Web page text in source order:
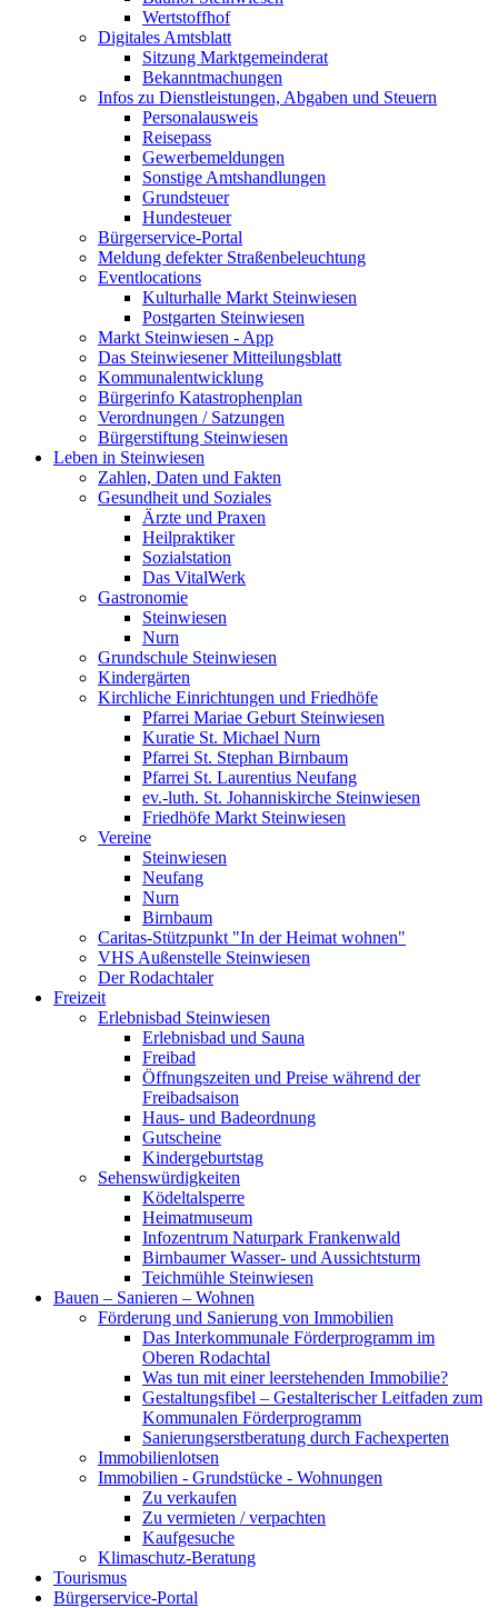
Wertstoffhof
Digitales Amtsblatt
Sitzung Marktgemeinderat
Bekanntmachungen
Infos zu Dienstleistungen, Abgaben und Steuern
Personalausweis
Reisepass
Gewerbemeldungen
Sonstige Amtshandlungen
Grundsteuer
Hundesteuer
Bürgerservice-Portal
Meldung defekter Straßenbeleuchtung
Eventlocations
Kulturhalle Markt Steinwiesen
Postgarten Steinwiesen
Markt Steinwiesen - App
Das Steinwiesener Mitteilungsblatt
Kommunalentwicklung
Bürgerinfo Katastrophenplan
Verordnungen / Satzungen
Bürgerstiftung Steinwiesen
Leben in Steinwiesen
Zahlen, Daten und Fakten
Gesundheit und Soziales
Ärzte und Praxen
Heilpraktiker
Sozialstation
Das VitalWerk
Gastronomie
Steinwiesen
Nurn
Grundschule Steinwiesen
Kindergärten
Kirchliche Einrichtungen und Friedhöfe
Pfarrei Mariae Geburt Steinwiesen
Kuratie St. Michael Nurn
Pfarrei St. Stephan Birnbaum
Pfarrei St. Laurentius Neufang
ev.-luth. St. Johanniskirche Steinwiesen
Friedhöfe Markt Steinwiesen
Vereine
Steinwiesen
Neufang
Nurn
Birnbaum
Caritas-Stützpunkt "In der Heimat wohnen"
VHS Außenstelle Steinwiesen
Der Rodachtaler
Freizeit
Erlebnisbad Steinwiesen
Erlebnisbad und Sauna
Freibad
Öffnungszeiten und Preise während der
Freibadsaison
Haus- und Badeordnung
Gutscheine
Kindergeburtstag
Sehenswürdigkeiten
Ködeltalsperre
Heimatmuseum
Infozentrum Naturpark Frankenwald
Birnbaumer Wasser- und Aussichtsturm
Teichmühle Steinwiesen
Bauen – Sanieren – Wohnen
Förderung und Sanierung von Immobilien
Das Interkommunale Förderprogramm im
Oberen Rodachtal
Was tun mit einer leerstehenden Immobilie?
Gestaltungsfibel – Gestalterischer Leitfaden zum
Kommunalen Förderprogramm
Sanierungserstberatung durch Fachexperten
Immobilienlotsen
Immobilien - Grundstücke - Wohnungen
Zu verkaufen
Zu vermieten / verpachten
Kaufgesuche
Klimaschutz-Beratung
Tourismus
Bürgerservice-Portal